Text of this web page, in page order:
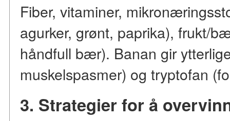
Fiber, vitaminer,
agurker, grønt, paprika), frukt/
håndfull bær). Banan gir
muskelspasmer) og tryptofan
3. Strategier for å